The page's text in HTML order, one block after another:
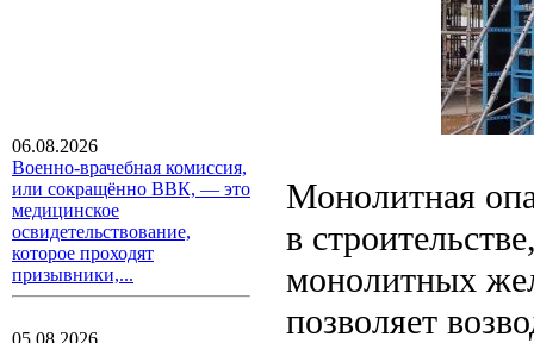
06.08.2026
Военно-врачебная комиссия,
или сокращённо ВВК, — это
медицинское
освидетельствование,
которое проходят
призывники,...
05.08.2026
Монолитная
в
монолитных
позволяет